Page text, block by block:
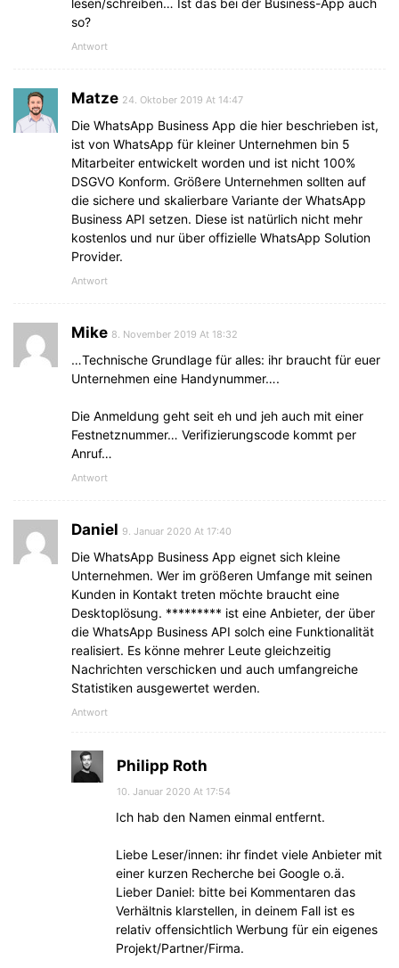
lesen/schreiben… Ist das bei der Business-App auch
so?
Antwort
Matze 24. Oktober 2019 At 14:47
Die WhatsApp Business App die hier beschrieben ist,
ist von WhatsApp für kleiner Unternehmen bin 5
Mitarbeiter entwickelt worden und ist nicht 100%
DSGVO Konform. Größere Unternehmen sollten auf
die sichere und skalierbare Variante der WhatsApp
Business API setzen. Diese ist natürlich nicht mehr
kostenlos und nur über offizielle WhatsApp Solution
Provider.
Antwort
Mike 8. November 2019 At 18:32
…Technische Grundlage für alles: ihr braucht für euer
Unternehmen eine Handynummer….
Die Anmeldung geht seit eh und jeh auch mit einer
Festnetznummer… Verifizierungscode kommt per
Anruf…
Antwort
Daniel 9. Januar 2020 At 17:40
Die WhatsApp Business App eignet sich kleine
Unternehmen. Wer im größeren Umfange mit seinen
Kunden in Kontakt treten möchte braucht eine
Desktoplösung. ********* ist eine Anbieter, der über
die WhatsApp Business API solch eine Funktionalität
realisiert. Es könne mehrer Leute gleichzeitig
Nachrichten verschicken und auch umfangreiche
Statistiken ausgewertet werden.
Antwort
Philipp Roth
10. Januar 2020 At 17:54
Ich hab den Namen einmal entfernt.
Liebe Leser/innen: ihr findet viele Anbieter mit
einer kurzen Recherche bei Google o.ä.
Lieber Daniel: bitte bei Kommentaren das
Verhältnis klarstellen, in deinem Fall ist es
relativ offensichtlich Werbung für ein eigenes
Projekt/Partner/Firma.